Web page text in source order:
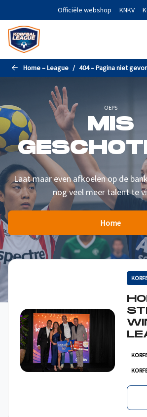
Naar de hoofdinhoud gaanOfficiële webshop KNKV
Home – League 404 – Pagina niet
OEPS
MIS
Laat maar even afkoelen op de
nog veel meer talent te
Home